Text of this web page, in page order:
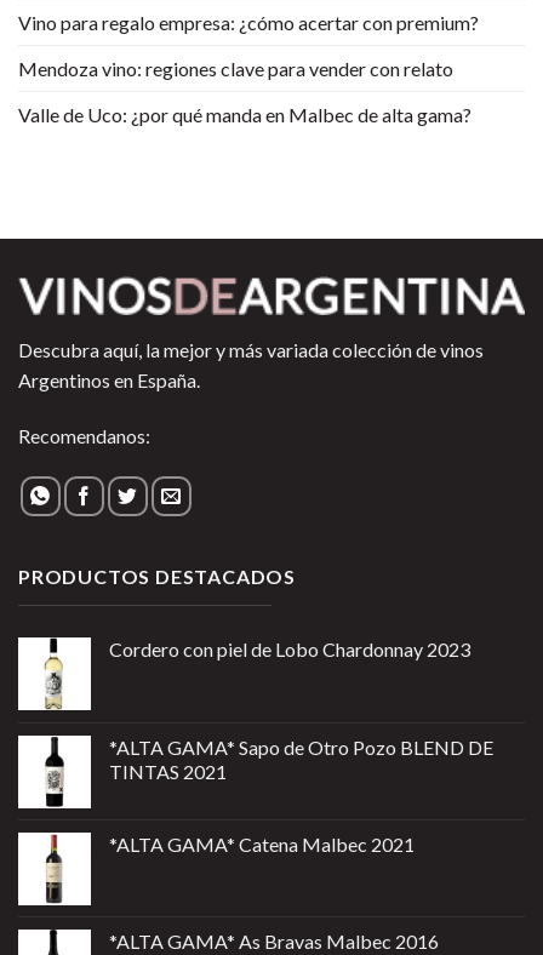
Vino para regalo empresa: ¿cómo acertar con premium?
Mendoza vino: regiones clave para vender con relato
Valle de Uco: ¿por qué manda en Malbec de alta gama?
Descubra aquí, la mejor y más variada colección de vinos
Argentinos en España.
Recomendanos:
PRODUCTOS DESTACADOS
Cordero con piel de Lobo Chardonnay 2023
*ALTA GAMA* Sapo de Otro Pozo BLEND DE
TINTAS 2021
*ALTA GAMA* Catena Malbec 2021
*ALTA GAMA* As Bravas Malbec 2016